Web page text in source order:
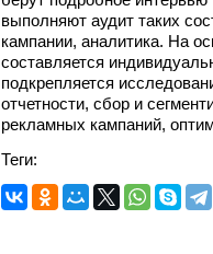
выполняют аудит таких
кампании, аналитика. На
составляется
подкрепляется
отчетности, сбор и
рекламных кампаний,
Теги: